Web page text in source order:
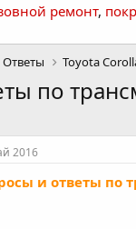
ремонт,
Toyota
по
2016
и ответы по